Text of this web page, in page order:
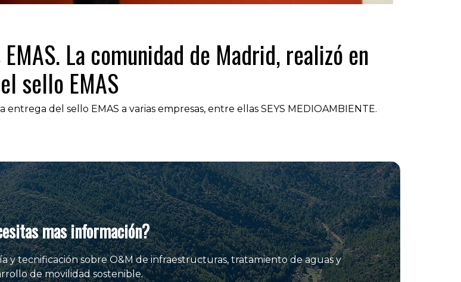
La comunidad de Madrid, realizó en
sello EMAS
del sello EMAS a varias empresas, entre ellas SEYS MEDIOAMBIENTE.
mas información?
y tecnificación sobre O&M de infraestructuras, tratamiento de aguas y
de movilidad sostenible.